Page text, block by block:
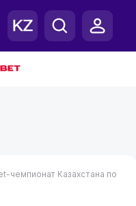
чемпионат Казахстана по